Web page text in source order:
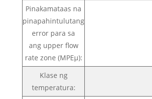
Pinakamataas na
pinapahintulutang
error para sa
ang upper flow
rate zone (MPEμ):
Klase ng
temperatura: